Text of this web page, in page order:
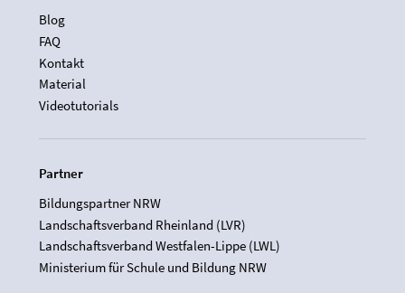
Blog
FAQ
Kontakt
Material
Videotutorials
Partner
Bildungspartner NRW
Landschaftsverband Rheinland (LVR)
Landschaftsverband Westfalen-Lippe (LWL)
Ministerium für Schule und Bildung NRW